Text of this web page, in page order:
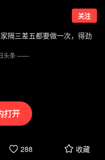
打开
关注
隔三差五都要做一次，得劲
288 收藏
头条——